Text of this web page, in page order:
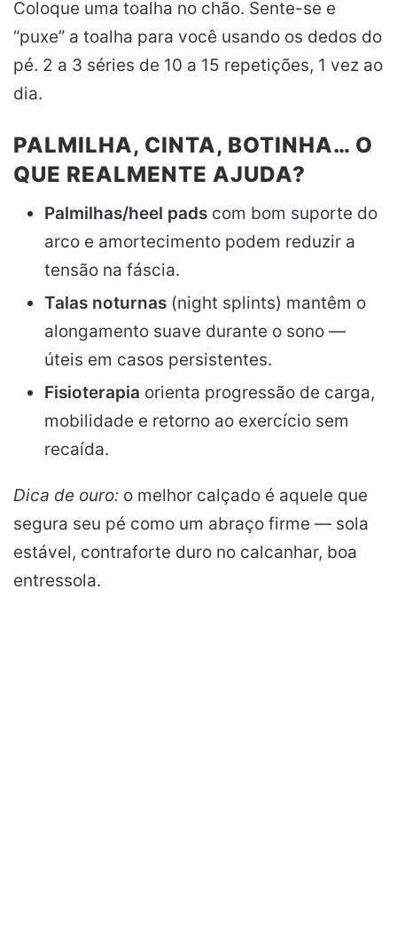
Coloque uma toalha no chão. Sente-se e
“puxe” a toalha para você usando os dedos do
pé. 2 a 3 séries de 10 a 15 repetições, 1 vez ao
dia.
PALMILHA, CINTA, BOTINHA… O
QUE REALMENTE AJUDA?
Palmilhas/heel pads com bom suporte do
arco e amortecimento podem reduzir a
tensão na fáscia.
Talas noturnas (night splints) mantêm o
alongamento suave durante o sono —
úteis em casos persistentes.
Fisioterapia orienta progressão de carga,
mobilidade e retorno ao exercício sem
recaída.
Dica de ouro: o melhor calçado é aquele que
segura seu pé como um abraço firme — sola
estável, contraforte duro no calcanhar, boa
entressola.